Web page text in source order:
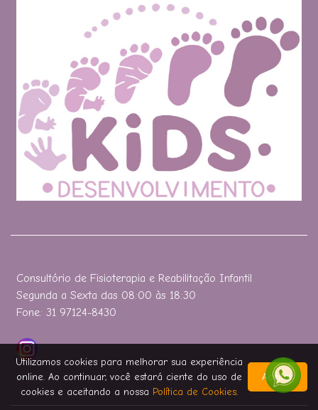
Consultório de Fisioterapia e Reabilitação Infantil
Segunda a Sexta das 08:00 às 18:30
Fone: 31 97124-8430
Utilizamos cookies para melhorar sua experiência
online. Ao continuar, você estará ciente do uso de
cookies e aceitando a nossa Política de Cookies.
Aceitar